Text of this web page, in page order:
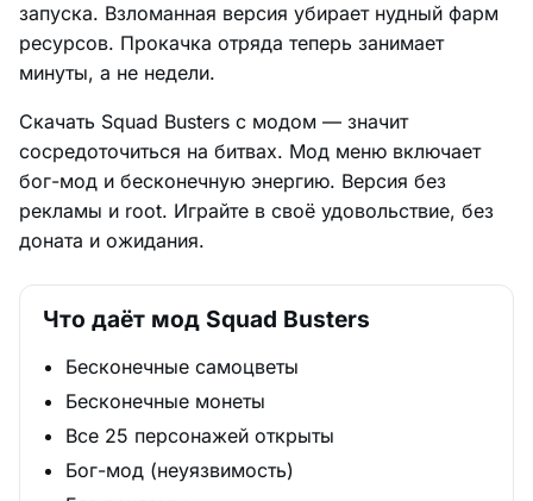
запуска. Взломанная версия убирает нудный фарм
ресурсов. Прокачка отряда теперь занимает
минуты, а не недели.
Скачать Squad Busters с модом — значит
сосредоточиться на битвах. Мод меню включает
бог-мод и бесконечную энергию. Версия без
рекламы и root. Играйте в своё удовольствие, без
доната и ожидания.
Что даёт мод Squad Busters
Бесконечные самоцветы
Бесконечные монеты
Все 25 персонажей открыты
Бог-мод (неуязвимость)